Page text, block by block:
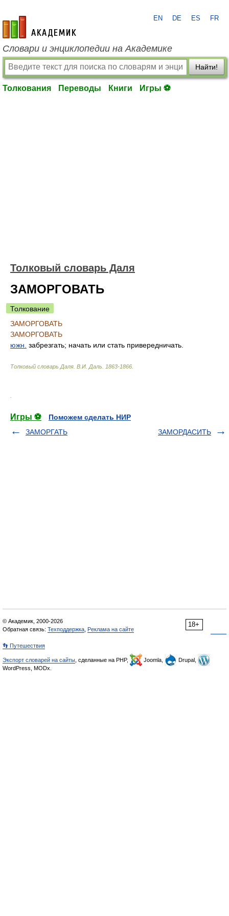
academic.ru
EN DE ES FR
Словари и энциклопедии на Академике
Найти!
Толкования Переводы Книги Игры ⚽
Толковый словарь Даля
ЗАМОРГОВАТЬ
Толкование
ЗАМОРГОВАТЬ
ЗАМОРГОВАТЬ
южн. забрезгать; начать или стать привередничать.
Толковый словарь Даля В.И. Даль. 1863-1866
Игры ⚽
Поможем сделать НИР
ЗАМОРГАТЬ
ЗАМОРДАСИТЬ
18+
© Академик, 2000-2026
Обратная связь: Техподдержка Реклама на сайте
👣 Путешествия
Экспорт словарей на сайты , сделанные на PHP, Joomla,
Drupal,
WordPress, MODx.